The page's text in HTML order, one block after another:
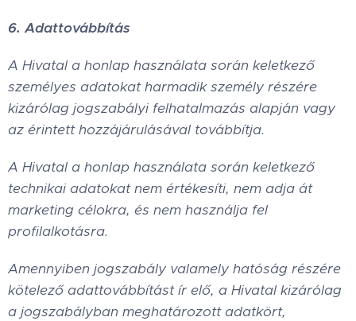
6. Adattovábbítás
A Hivatal a honlap használata során keletkező
személyes adatokat harmadik személy részére
kizárólag jogszabályi felhatalmazás alapján vagy
az érintett hozzájárulásával továbbítja.
A Hivatal a honlap használata során keletkező
technikai adatokat nem értékesíti, nem adja át
marketing célokra, és nem használja fel
profilalkotásra.
Amennyiben jogszabály valamely hatóság részére
kötelező adattovábbítást ír elő, a Hivatal kizárólag
a jogszabályban meghatározott adatkört,